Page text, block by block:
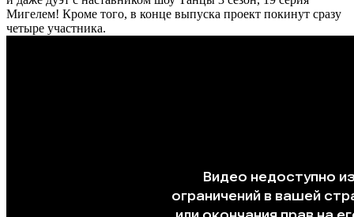
Мигелем! Кроме того, в конце выпуска проект покинут сразу
четыре участника.